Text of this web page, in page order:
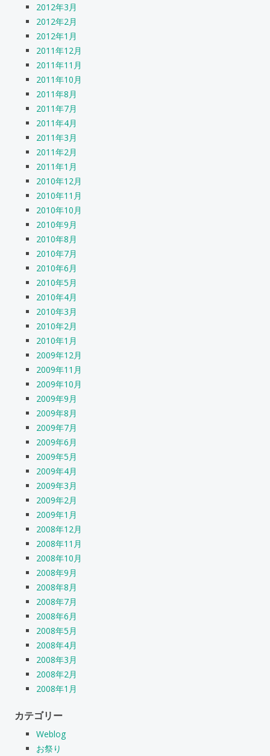
2012年3月
2012年2月
2012年1月
2011年12月
2011年11月
2011年10月
2011年8月
2011年7月
2011年4月
2011年3月
2011年2月
2011年1月
2010年12月
2010年11月
2010年10月
2010年9月
2010年8月
2010年7月
2010年6月
2010年5月
2010年4月
2010年3月
2010年2月
2010年1月
2009年12月
2009年11月
2009年10月
2009年9月
2009年8月
2009年7月
2009年6月
2009年5月
2009年4月
2009年3月
2009年2月
2009年1月
2008年12月
2008年11月
2008年10月
2008年9月
2008年8月
2008年7月
2008年6月
2008年5月
2008年4月
2008年3月
2008年2月
2008年1月
カテゴリー
Weblog
お祭り